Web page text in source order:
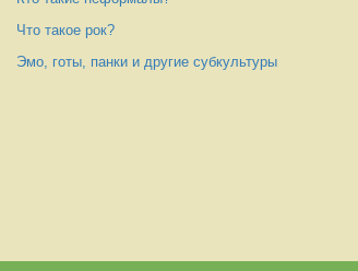
Что такое рок?
Эмо, готы, панки и другие субкультуры